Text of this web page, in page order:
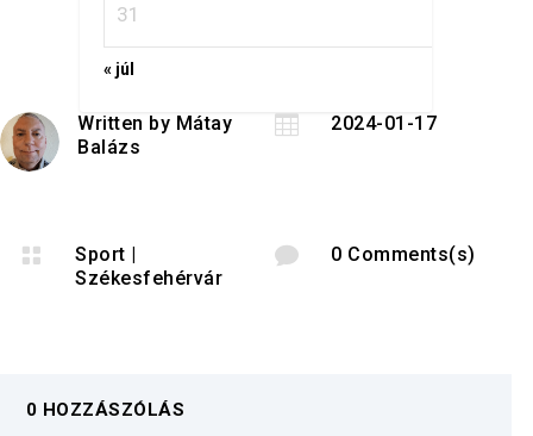
31
« júl
Written by Mátay
Balázs
 2024-01-17
 Sport |
Székesfehérvár
 0 Comments(s)
0 HOZZÁSZÓLÁS